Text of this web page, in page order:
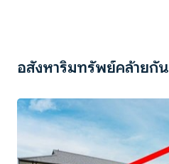
อสังหาริมทรัพย์คล้ายกัน